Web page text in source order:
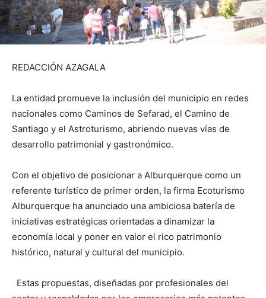
REDACCIÓN AZAGALA
La entidad promueve la inclusión del municipio en redes
nacionales como Caminos de Sefarad, el Camino de
Santiago y el Astroturismo, abriendo nuevas vías de
desarrollo patrimonial y gastronómico.
Con el objetivo de posicionar a Alburquerque como un
referente turístico de primer orden, la firma Ecoturismo
Alburquerque ha anunciado una ambiciosa batería de
iniciativas estratégicas orientadas a dinamizar la
economía local y poner en valor el rico patrimonio
histórico, natural y cultural del municipio.
Estas propuestas, diseñadas por profesionales del